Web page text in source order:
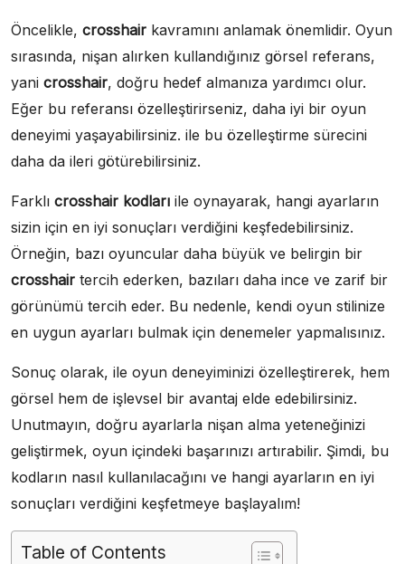
Öncelikle, crosshair kavramını anlamak önemlidir. Oyun
sırasında, nişan alırken kullandığınız görsel referans,
yani crosshair, doğru hedef almanıza yardımcı olur.
Eğer bu referansı özelleştirirseniz, daha iyi bir oyun
deneyimi yaşayabilirsiniz. ile bu özelleştirme sürecini
daha da ileri götürebilirsiniz.
Farklı crosshair kodları ile oynayarak, hangi ayarların
sizin için en iyi sonuçları verdiğini keşfedebilirsiniz.
Örneğin, bazı oyuncular daha büyük ve belirgin bir
crosshair tercih ederken, bazıları daha ince ve zarif bir
görünümü tercih eder. Bu nedenle, kendi oyun stilinize
en uygun ayarları bulmak için denemeler yapmalısınız.
Sonuç olarak, ile oyun deneyiminizi özelleştirerek, hem
görsel hem de işlevsel bir avantaj elde edebilirsiniz.
Unutmayın, doğru ayarlarla nişan alma yeteneğinizi
geliştirmek, oyun içindeki başarınızı artırabilir. Şimdi, bu
kodların nasıl kullanılacağını ve hangi ayarların en iyi
sonuçları verdiğini keşfetmeye başlayalım!
Table of Contents